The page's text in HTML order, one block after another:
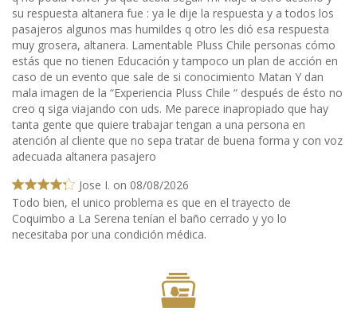
su respuesta altanera fue : ya le dije la respuesta y a todos los
pasajeros algunos mas humildes q otro les dió esa respuesta
muy grosera, altanera. Lamentable Pluss Chile personas cómo
estás que no tienen Educación y tampoco un plan de acción en
caso de un evento que sale de si conocimiento Matan Y dan
mala imagen de la “Experiencia Pluss Chile “ después de ésto no
creo q siga viajando con uds. Me parece inapropiado que hay
tanta gente que quiere trabajar tengan a una persona en
atención al cliente que no sepa tratar de buena forma y con voz
adecuada altanera pasajero
Jose I. on 08/08/2026
Todo bien, el unico problema es que en el trayecto de
Coquimbo a La Serena tenían el baño cerrado y yo lo
necesitaba por una condición médica.